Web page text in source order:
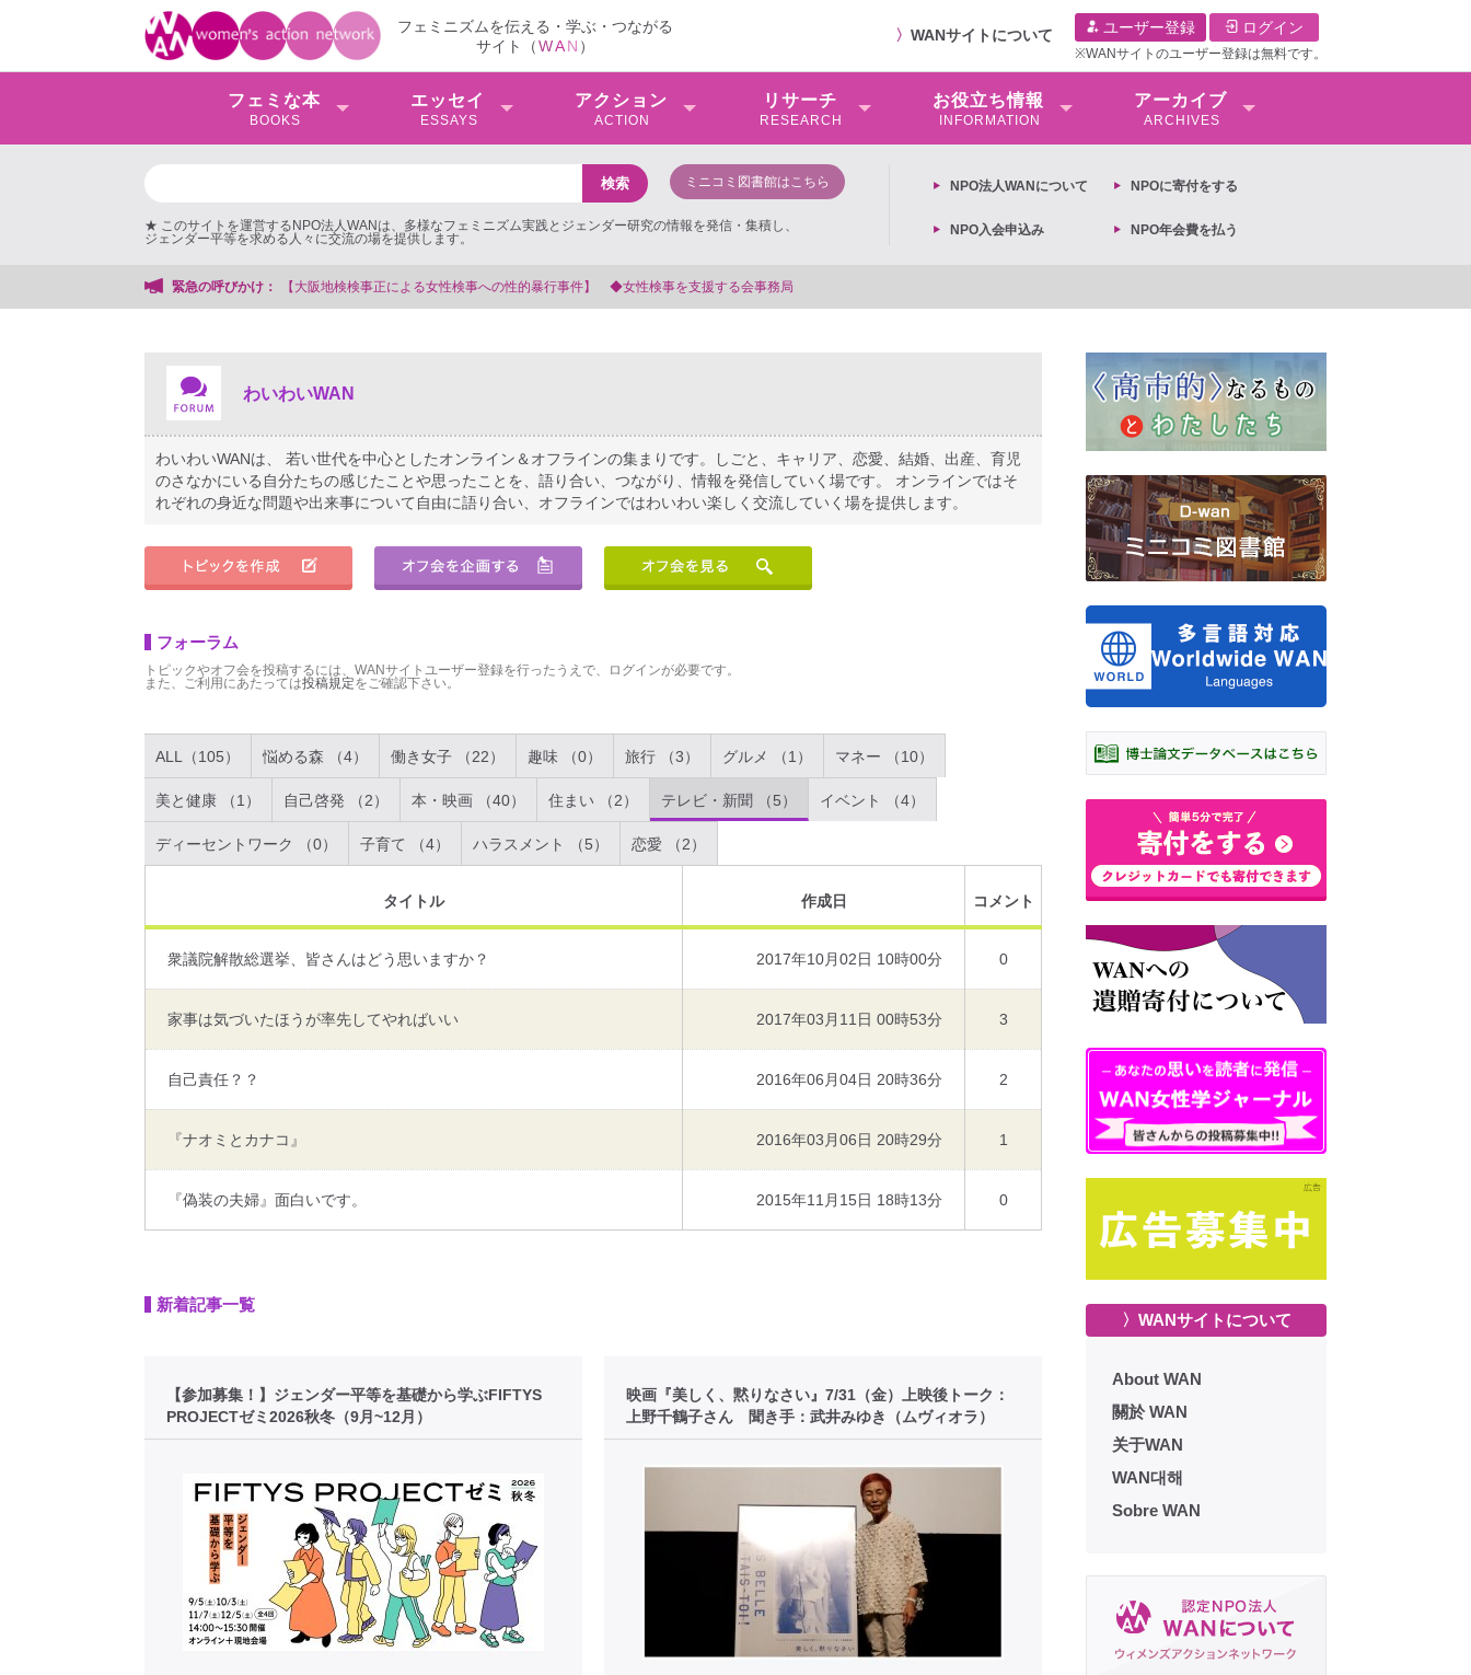
フェミニズムを伝える・学ぶ・つながる
サイト（WAN ）
〉 WANサイトについて ユーザー登録 ログイン
※WANサイトのユーザー登録は無料です。
フェミな本
BOOKS
エッセイ
ESSAYS
アクション
ACTION
リサーチ
RESEARCH
お役⽴ち情報
INFORMATION
アーカイブ
ARCHIVES
ミニコミ図書館はこちら
★ このサイトを運営するNPO法人WANは、多様なフェミニズム実践とジェンダー研究の情報を発信・集積し、
ジェンダー平等を求める人々に交流の場を提供します。
NPO法⼈WANについて NPOに寄付をする
NPO入会申込み NPO年会費を払う
緊急の呼びかけ： 【抗議文】2026年3月13日第6次男女共同参画基本計画の閣議決定への抗議文 ◆女性差別撤廃条約実現アクション 亀永能布子
わいわいWAN
わいわいWANは、 若い世代を中心としたオンライン＆オフラインの集まりです。しごと、キャリア、恋愛、結婚、出産、育児
のさなかにいる自分たちの感じたことや思ったことを、語り合い、つながり、情報を発信していく場です。 オンラインではそ
れぞれの身近な問題や出来事について自由に語り合い、オフラインではわいわい楽しく交流していく場を提供します。
フォーラム
トピックやオフ会を投稿するには、WANサイトユーザー登録を行ったうえで、ログインが必要です。
また、ご利用にあたっては投稿規定をご確認下さい。
ALL（105） 悩める森 （4） 働き女子 （22） 趣味 （0） 旅行 （3） グルメ （1） マネー （10）
美と健康 （1） 自己啓発 （2） 本・映画 （40） 住まい （2） テレビ・新聞 （5） イベント （4）
ディーセントワーク （0） 子育て （4） ハラスメント （5） 恋愛 （2）
タイトル 作成日 コメント
衆議院解散総選挙、皆さんはどう思いますか？ 2017年10月02日 10時00分 0
家事は気づいたほうが率先してやればいい 2017年03月11日 00時53分 3
自己責任？？ 2016年06月04日 20時36分 2
『ナオミとカナコ』 2016年03月06日 20時29分 1
『偽装の夫婦』面白いです。 2015年11月15日 18時13分 0
新着記事一覧
【参加募集！】ジェンダー平等を基礎から学ぶFIFTYS
PROJECTゼミ2026秋冬（9月~12月）
映画『美しく、黙りなさい』7/31（金）上映後トーク：
上野千鶴子さん 聞き手：武井みゆき（ムヴィオラ）
〉WANサイトについて
About WAN
關於 WAN
关于WAN
WAN대해
Sobre WAN